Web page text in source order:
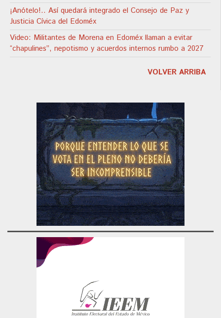
¡Anótelo!.. Así quedará integrado el Consejo de Paz y
Justicia Cívica del Edoméx
Video: Militantes de Morena en Edoméx llaman a evitar
“chapulines”, nepotismo y acuerdos internos rumbo a 2027
VOLVER ARRIBA